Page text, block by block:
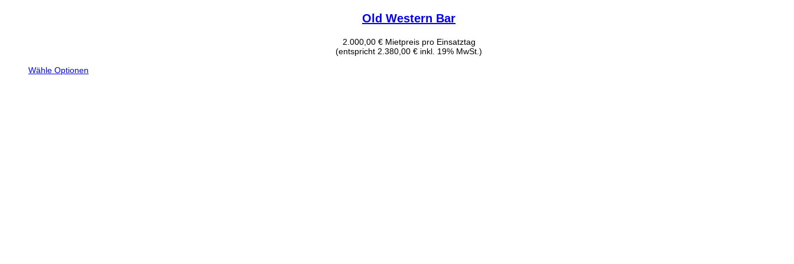
Old Western Bar
2.000,00 €Mietpreis pro Einsatztag
(entspricht 2.380,00 € inkl. 19% MwSt.)
Wähle Optionen